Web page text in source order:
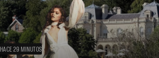
HACE 29 MINUTOS